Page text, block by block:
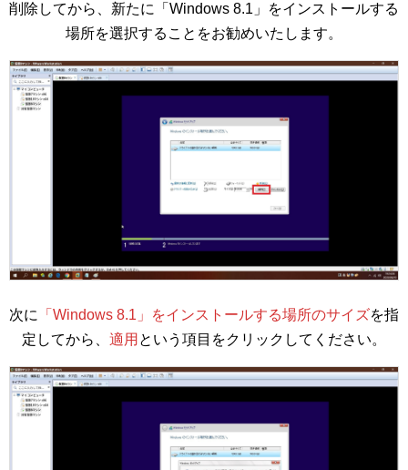
削除してから、新たに「Windows 8.1」をインストールする
場所を選択することをお勧めいたします。
次に 「Windows 8.1」をインストールする場所のサイズを指
定してから、 適用 という項目をクリックしてください。